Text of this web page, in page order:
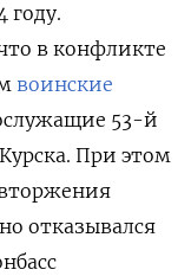
году.
в конфликте
воинские
53-й
При этом
отказывался